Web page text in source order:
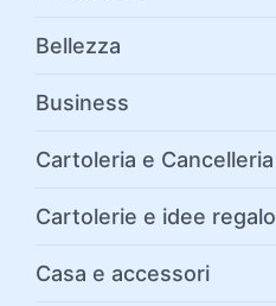
Bellezza
Business
Cartoleria e Cancelleria
Cartolerie e idee regalo
Casa e accessori